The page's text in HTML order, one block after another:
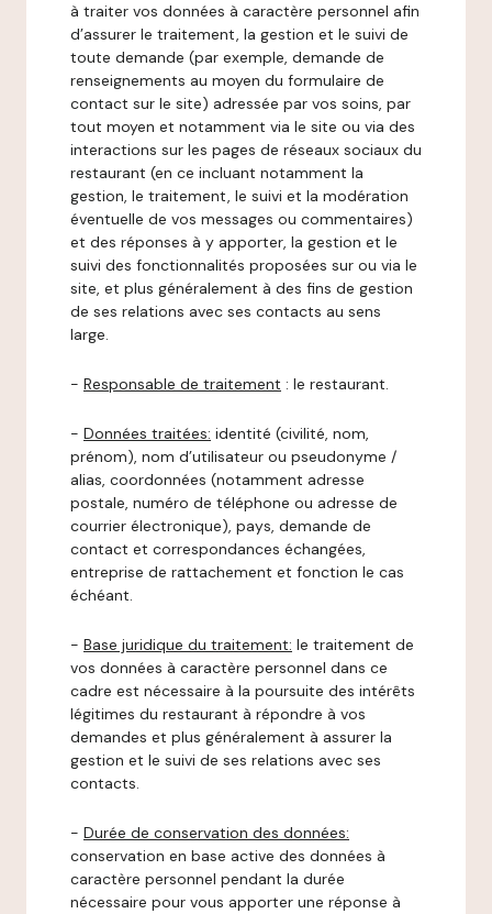
à traiter vos données à caractère personnel afin
d’assurer le traitement, la gestion et le suivi de
toute demande (par exemple, demande de
renseignements au moyen du formulaire de
contact sur le site) adressée par vos soins, par
tout moyen et notamment via le site ou via des
interactions sur les pages de réseaux sociaux du
restaurant (en ce incluant notamment la
gestion, le traitement, le suivi et la modération
éventuelle de vos messages ou commentaires)
et des réponses à y apporter, la gestion et le
suivi des fonctionnalités proposées sur ou via le
site, et plus généralement à des fins de gestion
de ses relations avec ses contacts au sens
large.
- Responsable de traitement : le restaurant.
- Données traitées: identité (civilité, nom,
prénom), nom d’utilisateur ou pseudonyme /
alias, coordonnées (notamment adresse
postale, numéro de téléphone ou adresse de
courrier électronique), pays, demande de
contact et correspondances échangées,
entreprise de rattachement et fonction le cas
échéant.
- Base juridique du traitement: le traitement de
vos données à caractère personnel dans ce
cadre est nécessaire à la poursuite des intérêts
légitimes du restaurant à répondre à vos
demandes et plus généralement à assurer la
gestion et le suivi de ses relations avec ses
contacts.
- Durée de conservation des données:
conservation en base active des données à
caractère personnel pendant la durée
nécessaire pour vous apporter une réponse à